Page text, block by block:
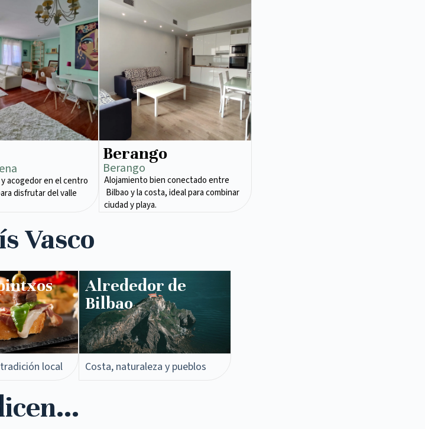
acogedor en el centro
disfrutar del valle
Berango
Berango
Alojamiento bien conectado entre
Bilbao y la costa, ideal para combinar
ciudad y playa.
Vasco
local
Alrededor de
Bilbao
Costa, naturaleza y pueblos